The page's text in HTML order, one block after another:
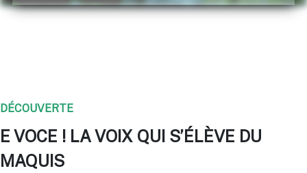
DÉCOUVERTE
E VOCE ! LA VOIX QUI S’ÉLÈVE DU
MAQUIS